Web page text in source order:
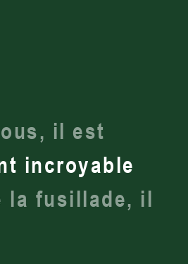
il est
incroyable
la fusillade, il